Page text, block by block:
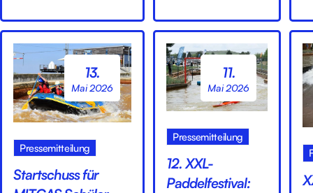
13.
Mai 2026
Pressemitteilung
Startschuss für
11.
Mai 2026
Pressemitteilung
12. XXL-
Paddelfestival: